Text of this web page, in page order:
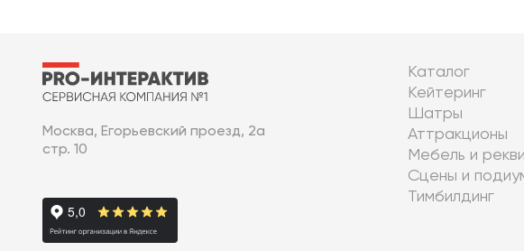
Москва, Егорьевский проезд, 2а
стр. 10
Каталог
Кейтеринг
Шатры
Аттракционы
Мебель и
Сцены и
Тимбилдинг